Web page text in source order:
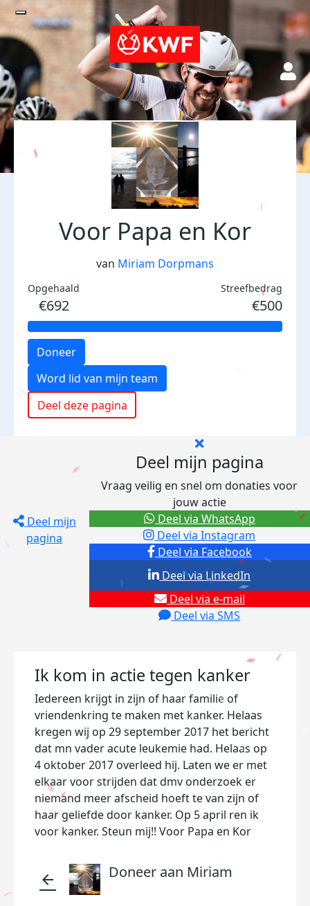
Voor Papa en Kor
van Miriam Dorpmans
Opgehaald
€692
Streefbedrag
€500
Doneer
Word lid van mijn team
Deel deze pagina
Deel mijn
pagina
Deel mijn pagina
Vraag veilig en snel om donaties voor
jouw actie
Deel via Facebook
Deel via Instagram
Deel via e-mail
Deel via SMS
Deel via LinkedIn
Deel via WhatsApp
Ik kom in actie tegen kanker
Iedereen krijgt in zijn of haar familie of
vriendenkring te maken met kanker. Helaas
kregen wij op 29 september 2017 het bericht
dat mn vader acute leukemie had. Helaas op
4 oktober 2017 overleed hij. Laten we er met
elkaar voor strijden dat dmv onderzoek er
niemand meer afscheid hoeft te van zijn of
haar geliefde door kanker. Op 5 april ren ik
voor kanker. Steun mij!! Voor Papa en Kor
arrow_back Doneer aan Miriam